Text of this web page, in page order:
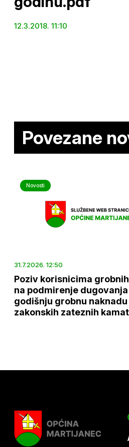
12.3.2018. 11:10
Povezane
Novosti
31.7.2026. 12:50
Poziv korisnicima
na podmirenje dugovanja
godišnju grobnu naknadu
zakonskih zateznih